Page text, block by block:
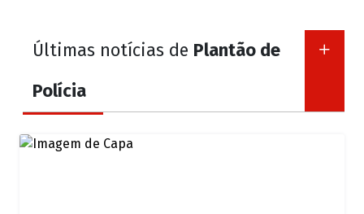
Últimas notícias de Plantão de
Polícia